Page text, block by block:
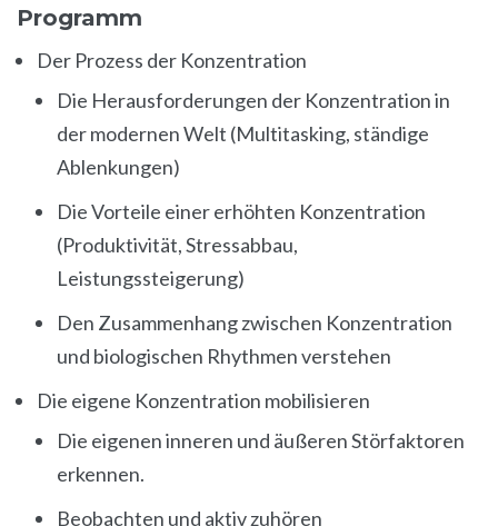
Programm
Der Prozess der Konzentration
Die Herausforderungen der Konzentration in
der modernen Welt (Multitasking, ständige
Ablenkungen)
Die Vorteile einer erhöhten Konzentration
(Produktivität, Stressabbau,
Leistungssteigerung)
Den Zusammenhang zwischen Konzentration
und biologischen Rhythmen verstehen
Die eigene Konzentration mobilisieren
Die eigenen inneren und äußeren Störfaktoren
erkennen.
Beobachten und aktiv zuhören